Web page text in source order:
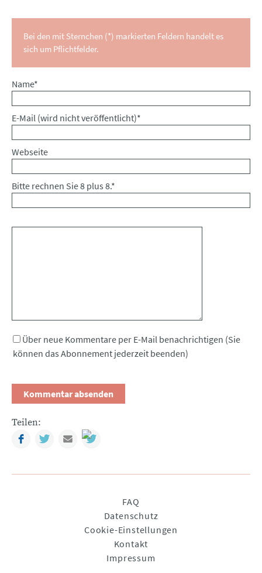
Bei den mit Sternchen (*) markierten Feldern handelt es
sich um Pflichtfelder.
Pflichtfeld
Name*
Pflichtfeld
E-Mail (wird nicht veröffentlicht)*
Webseite
Bitte rechnen Sie 8 plus 8.*
Über neue Kommentare per E-Mail benachrichtigen (Sie
können das Abonnement jederzeit beenden)
Teilen:
FacebookTwitterMail
FAQ
Datenschutz
Cookie-Einstellungen
Kontakt
Impressum